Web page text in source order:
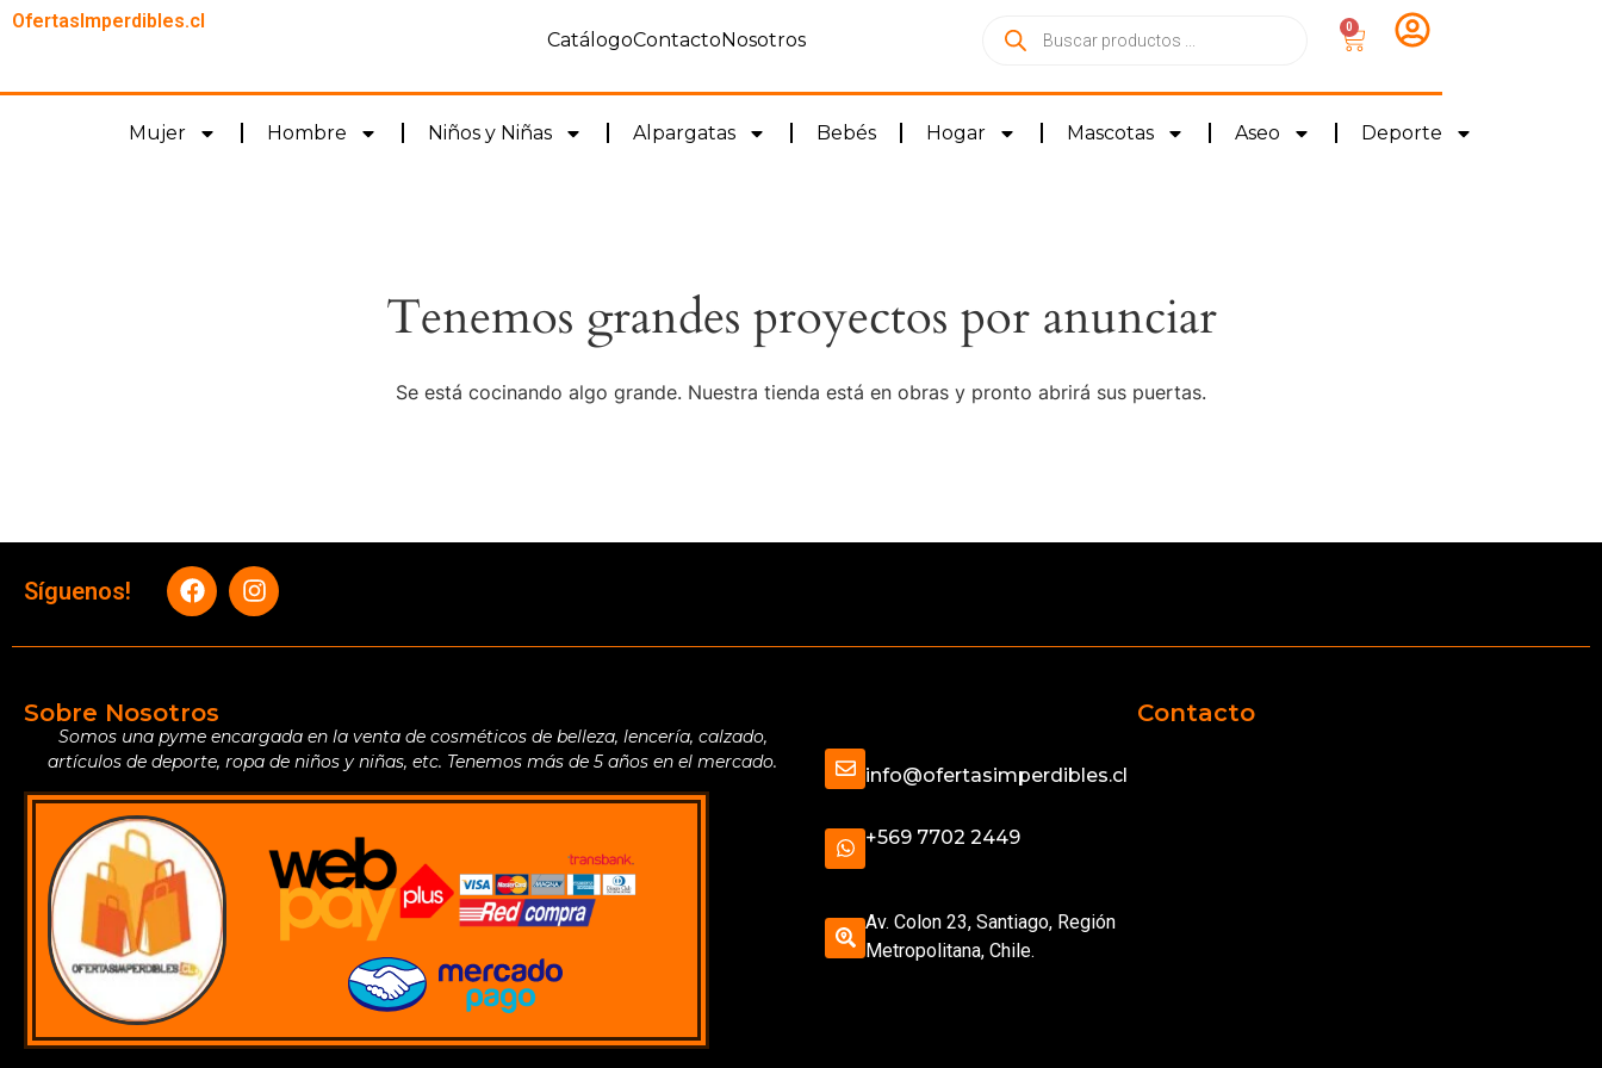
OfertasImperdibles.cl
CatálogoContactoNosotros
0
Mujer Hombre Niños y Niñas Alpargatas Bebés Hogar Mascotas Aseo Deporte
Tenemos grandes proyectos por anunciar
Se está cocinando algo grande. Nuestra tienda está en obras y pronto abrirá sus puertas.
Síguenos!
Sobre Nosotros
Somos una pyme encargada en la venta de cosméticos de belleza, lencería, calzado,
artículos de deporte, ropa de niños y niñas, etc. Tenemos más de 5 años en el mercado.
Contacto
info@ofertasimperdibles.cl
+569 7702 2449
Av. Colon 23, Santiago, Región
Metropolitana, Chile.